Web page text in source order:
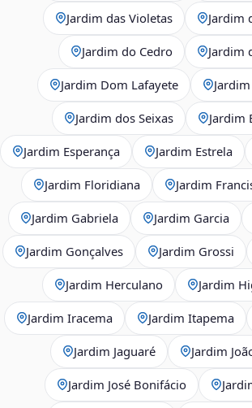
Jardim das Violetas Jardim
Jardim do Cedro Jardim
Jardim Dom Lafayete
Jardim dos Seixas Jardim
Jardim Esperança Jardim Estrela
Jardim Floridiana Jardim
Jardim Gabriela Jardim Garcia
Jardim Gonçalves Jardim Grossi
Jardim Herculano Jardim
Jardim Iracema Jardim Itapema
Jardim Jaguaré Jardim
Jardim José Bonifácio